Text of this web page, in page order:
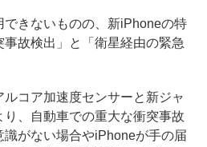
できないものの、新iPhoneの特
故検出」と「衛星経由の緊急
コア加速度センサーと新ジャ
、自動車での重大な衝突事故
識がない場合やiPhoneが手の届